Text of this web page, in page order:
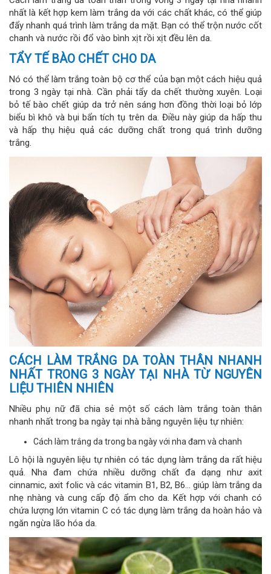
nhất là kết hợp kem làm trắng da với các chất khác, có thể giúp
đẩy nhanh quá trình làm trắng da mặt. Bạn có thể trộn nước cốt
chanh và nước rồi đổ vào bình xịt rồi xịt đều lên da.
TẨY TẾ BÀO CHẾT CHO DA
Nó có thể làm trắng toàn bộ cơ thể của bạn một cách hiệu quả
trong 3 ngày tại nhà. Cần phải tẩy da chết thường xuyên. Loại
bỏ tế bào chết giúp da trở nên sáng hơn đồng thời loại bỏ lớp
biểu bì khô và bụi bẩn tích tụ trên da. Điều này giúp da hấp thu
và hấp thụ hiệu quả các dưỡng chất trong quá trình dưỡng
trắng.
CÁCH LÀM TRẮNG DA TOÀN THÂN NHANH
NHẤT TRONG 3 NGÀY TẠI NHÀ TỪ NGUYÊN
LIỆU THIÊN NHIÊN
Nhiều phụ nữ đã chia sẻ một số cách làm trắng toàn thân
nhanh nhất trong ba ngày tại nhà bằng nguyên liệu tự nhiên:
Cách làm trắng da trong ba ngày với nha đam và chanh
Lô hội là nguyên liệu tự nhiên có tác dụng làm trắng da rất hiệu
quả. Nha đam chứa nhiều dưỡng chất đa dạng như axit
cinnamic, axit folic và các vitamin B1, B2, B6... giúp làm trắng da
nhẹ nhàng và cung cấp độ ẩm cho da. Kết hợp với chanh có
chứa lượng lớn vitamin C có tác dụng làm trắng da hoàn hảo và
ngăn ngừa lão hóa da.